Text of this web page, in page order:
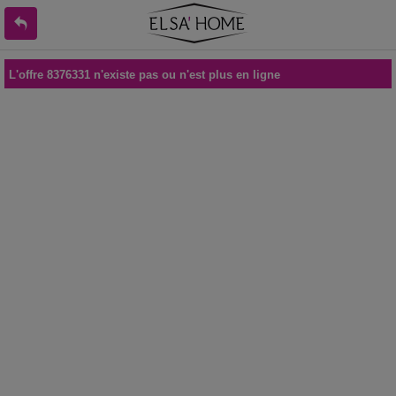
L'offre 8376331 n'existe pas ou n'est plus en ligne